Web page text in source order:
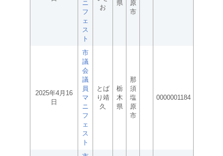
ニ
フ
ェ
ス
ト
お
県
原
市
2025年4月16
日
市
議
会
議
員
マ
ニ
フ
ェ
ス
ト
とば
り靖
久
栃
木
県
那
須
塩
原
市
0000001184